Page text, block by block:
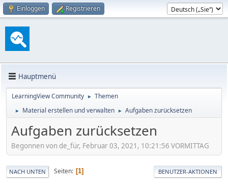
Einloggen Registrieren
Hauptmenü
LearningView Community ► Themen
► Material erstellen und verwalten ► Aufgaben zurücksetzen
Aufgaben zurücksetzen
Begonnen von de_für, Februar 03, 2021, 10:21:56 VORMITTAG
NACH UNTEN Seiten 1 BENUTZER-AKTIONEN